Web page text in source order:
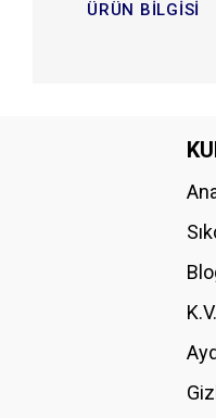
ÜRÜN BILGISI
Ürün resmi
Ürün fiyatı diğer
Bu ürüne benzer